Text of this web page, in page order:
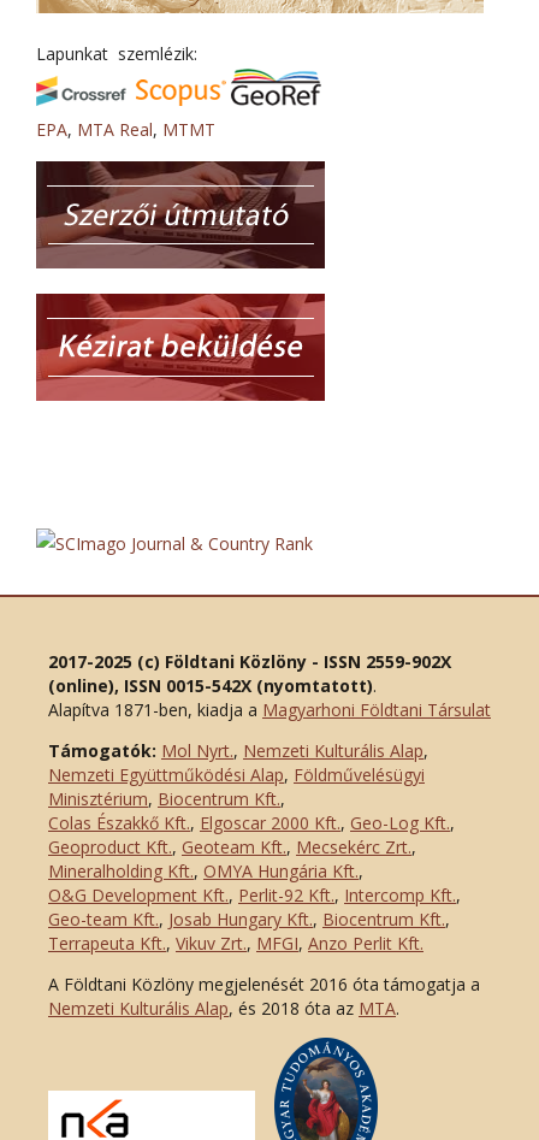
Lapunkat szemlézik:
EPA, MTA Real, MTMT
2017-2025 (c) Földtani Közlöny - ISSN 2559-902X
(online), ISSN 0015-542X (nyomtatott).
Alapítva 1871-ben, kiadja a Magyarhoni Földtani Társulat
Támogatók: Mol Nyrt., Nemzeti Kulturális Alap,
Nemzeti Együttműködési Alap, Földművelésügyi
Minisztérium, Biocentrum Kft.,
Colas Északkő Kft., Elgoscar 2000 Kft., Geo-Log Kft.,
Geoproduct Kft., Geoteam Kft., Mecsekérc Zrt.,
Mineralholding Kft., OMYA Hungária Kft.,
O&G Development Kft., Perlit-92 Kft., Intercomp Kft.,
Geo-team Kft., Josab Hungary Kft., Biocentrum Kft.,
Terrapeuta Kft., Vikuv Zrt., MFGI, Anzo Perlit Kft.
A Földtani Közlöny megjelenését 2016 óta támogatja a
Nemzeti Kulturális Alap, és 2018 óta az MTA.